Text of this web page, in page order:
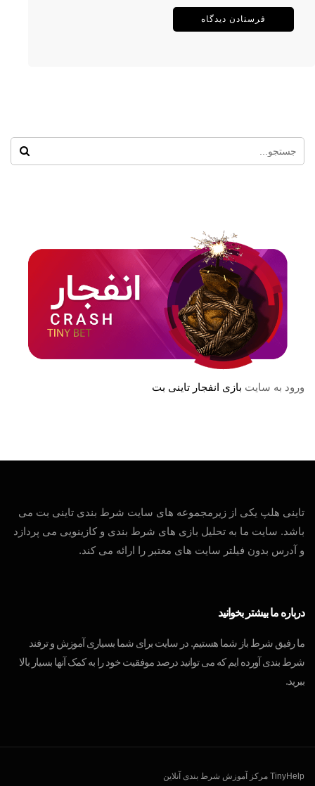
ورود به سایت بازی انفجار تاینی بت
تاینی هلپ یکی از زیرمجموعه های سایت شرط بندی تاینی بت می
باشد. سایت ما به تحلیل بازی های شرط بندی و کازینویی می پردازد
و آدرس بدون فیلتر سایت های معتبر را ارائه می کند.
درباره ما بیشتر بخوانید
ما رفیق شرط باز شما هستیم. در سایت برای شما بسیاری آموزش و ترفند
شرط بندی آورده ایم که می توانید درصد موفقیت خود را به کمک آنها بسیار بالا
ببرید.
TinyHelp مرکز آموزش شرط بندی آنلاین